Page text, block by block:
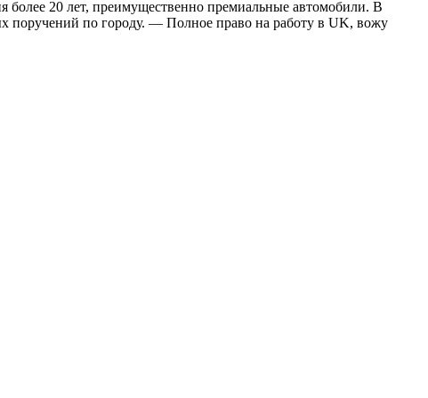
20 лет, преимущественно премиальные автомобили. В
поручений по городу. — Полное право на работу в UK, вожу